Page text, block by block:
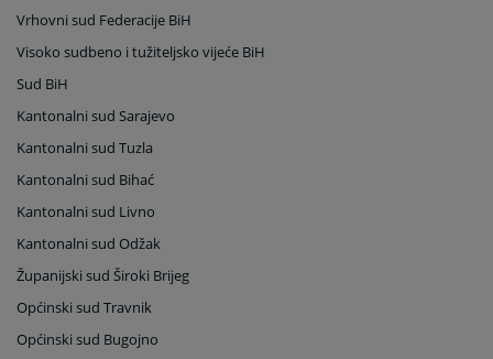
Vrhovni sud Federacije BiH
Visoko sudbeno i tužiteljsko vijeće BiH
Sud BiH
Kantonalni sud Sarajevo
Kantonalni sud Tuzla
Kantonalni sud Bihać
Kantonalni sud Livno
Kantonalni sud Odžak
Županijski sud Široki Brijeg
Općinski sud Travnik
Općinski sud Bugojno